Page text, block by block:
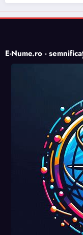
E-Nume.ro -